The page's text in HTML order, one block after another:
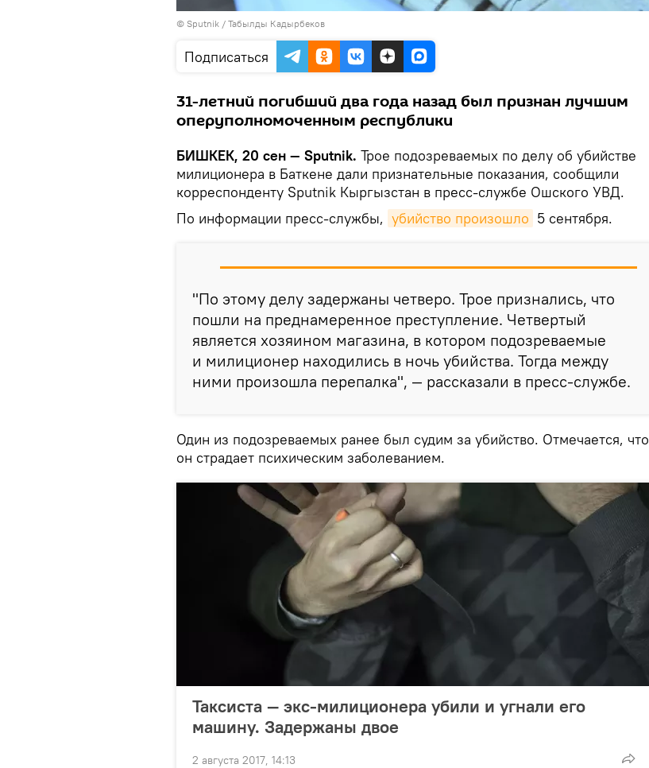
© Sputnik / Табылды Кадырбеков
Подписаться
31-летний погибший два года назад был признан лучшим
оперуполномоченным республики
БИШКЕК, 20 сен — Sputnik. Трое подозреваемых по делу об убийстве
милиционера в Баткене дали признательные показания, сообщили
корреспонденту Sputnik Кыргызстан в пресс-службе Ошского УВД.
По информации пресс-службы, убийство произошло 5 сентября.
"По этому делу задержаны четверо. Трое признались, что
пошли на преднамеренное преступление. Четвертый
является хозяином магазина, в котором подозреваемые
и милиционер находились в ночь убийства. Тогда между
ними произошла перепалка", — рассказали в пресс-службе.
Один из подозреваемых ранее был судим за убийство. Отмечается, что
он страдает психическим заболеванием.
Таксиста — экс-милиционера убили и угнали его
машину. Задержаны двое
2 августа 2017, 14:13